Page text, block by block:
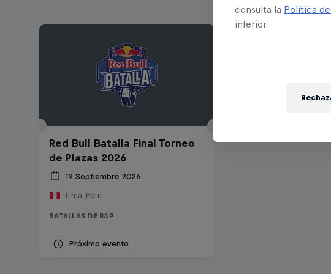
Red Bull Batalla Final Torneo
de Plazas 2026
19 Septiembre 2026
Lima, Peru
BATALLAS DE RAP
Próximo evento
consulta la Política
inferior.